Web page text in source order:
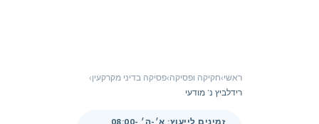
ראשי›חקיקה ופסיקה›פסיקה בדיני מקרקעין›
רידלביץ נ' מודעי
זמינים לייעוץ: א׳-ה׳ 08:00-